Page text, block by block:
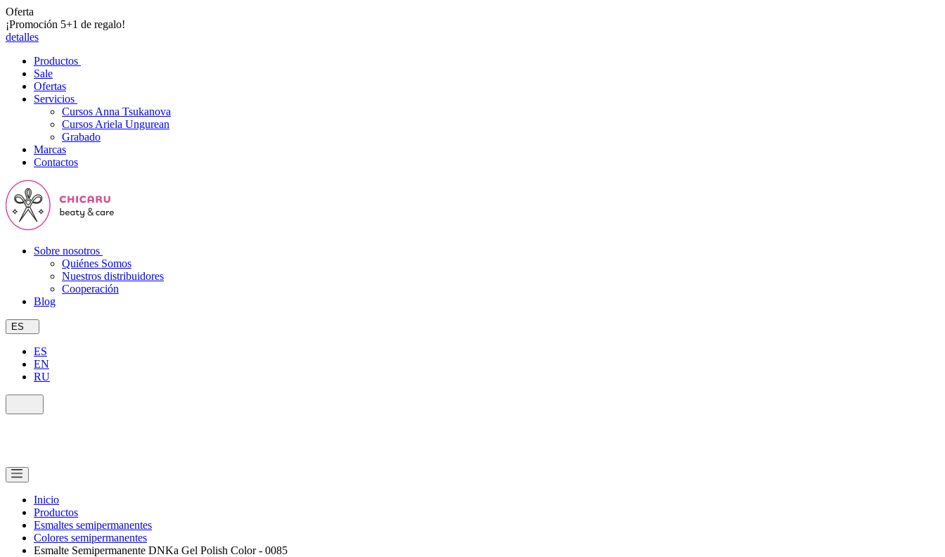
Oferta
¡Promoción 5+1 de regalo!
detalles
Productos
Sale
Ofertas
Servicios
Cursos Anna Tsukanova
Cursos Ariela Ungurean
Grabado
Marcas
Contactos
Sobre nosotros
Quiénes Somos
Nuestros distribuidores
Cooperación
Blog
ES
ES
EN
RU
Inicio
Productos
Esmaltes semipermanentes
Colores semipermanentes
Esmalte Semipermanente DNKa Gel Polish Color - 0085